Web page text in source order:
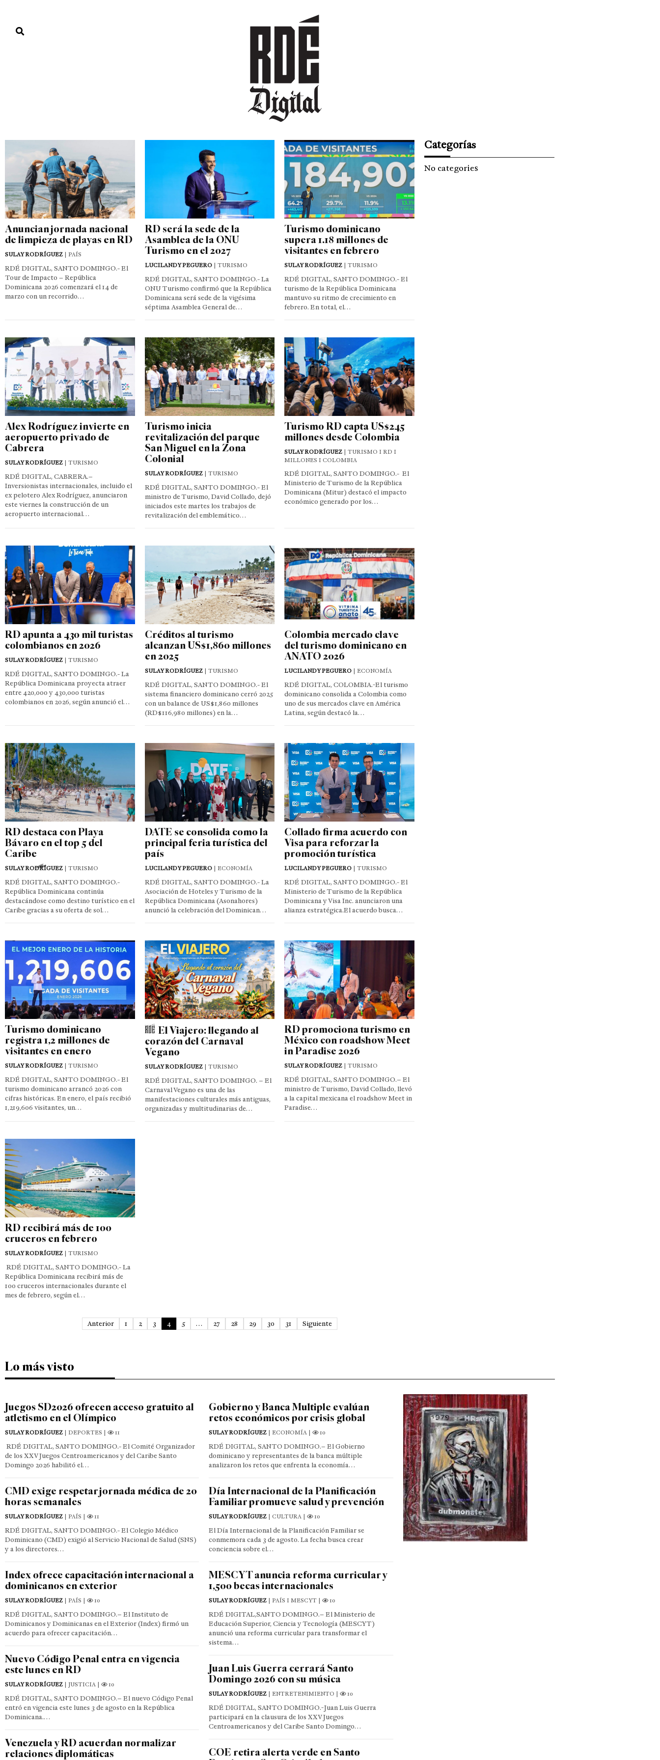
DEPORTES CULTURA ENTRETENIMIENTO
Anuncian jornada nacional
de limpieza de playas en RD
SULAY RODRÍGUEZ | PAÍS
RDÉ DIGITAL, SANTO DOMINGO.- El
Tour de Impacto – República
Dominicana 2026 comenzará el 14 de
marzo con un recorrido…
RD será la sede de la
Asamblea de la ONU
Turismo en el 2027
LUCILANDY PEGUERO| TURISMO
RDÉ DIGITAL, SANTO DOMINGO.- La
ONU Turismo confirmó que la República
Dominicana será sede de la vigésima
séptima Asamblea General de…
Turismo dominicano
supera 1.18 millones de
visitantes en febrero
SULAY RODRÍGUEZ | TURISMO
RDÉ DIGITAL, SANTO DOMINGO.- El
turismo de la República Dominicana
mantuvo su ritmo de crecimiento en
febrero. En total, el…
Alex Rodríguez invierte en
aeropuerto privado de
Cabrera
SULAY RODRÍGUEZ | TURISMO
RDÉ DIGITAL, CABRERA.–
Inversionistas internacionales, incluido el
ex pelotero Alex Rodríguez, anunciaron
este viernes la construcción de un
aeropuerto internacional…
Turismo inicia
revitalización del parque
San Miguel en la Zona
Colonial
SULAY RODRÍGUEZ| TURISMO
RDÉ DIGITAL, SANTO DOMINGO.- El
ministro de Turismo, David Collado, dejó
iniciados este martes los trabajos de
revitalización del emblemático…
Turismo RD capta US$245
millones desde Colombia
SULAY RODRÍGUEZ | TURISMO I RD I
MILLONES I COLOMBIA
RDÉ DIGITAL, SANTO DOMINGO.- El
Ministerio de Turismo de la República
Dominicana (Mitur) destacó el impacto
económico generado por los…
RD apunta a 430 mil turistas
colombianos en 2026
SULAY RODRÍGUEZ | TURISMO
RDÉ DIGITAL, SANTO DOMINGO.- La
República Dominicana proyecta atraer
entre 420,000 y 430,000 turistas
colombianos en 2026, según anunció el…
Créditos al turismo
alcanzan US$1,860 millones
en 2025
SULAY RODRÍGUEZ| TURISMO
RDÉ DIGITAL, SANTO DOMINGO.- El
sistema financiero dominicano cerró 2025
con un balance de US$1,860 millones
(RD$116,980 millones) en la…
Colombia mercado clave
del turismo dominicano en
ANATO 2026
LUCILANDY PEGUERO | ECONOMÍA
RDÉ DIGITAL, COLOMBIA.-El turismo
dominicano consolida a Colombia como
uno de sus mercados clave en América
Latina, según destacó la…
RD destaca con Playa
Bávaro en el top 5 del
Caribe
SULAY RODRÍGUEZ | TURISMO
RDÉ DIGITAL, SANTO DOMINGO.-
República Dominicana continúa
destacándose como destino turístico en el
Caribe gracias a su oferta de sol…
DATE se consolida como la
principal feria turística del
país
LUCILANDY PEGUERO| ECONOMÍA
RDÉ DIGITAL, SANTO DOMINGO.- La
Asociación de Hoteles y Turismo de la
República Dominicana (Asonahores)
anunció la celebración del Dominican…
Collado firma acuerdo con
Visa para reforzar la
promoción turística
LUCILANDY PEGUERO | TURISMO
RDÉ DIGITAL, SANTO DOMINGO.- El
Ministerio de Turismo de la República
Dominicana y Visa Inc. anunciaron una
alianza estratégica.El acuerdo busca…
Turismo dominicano
registra 1,2 millones de
visitantes en enero
SULAY RODRÍGUEZ | TURISMO
RDÉ DIGITAL, SANTO DOMINGO.- El
turismo dominicano arrancó 2026 con
cifras históricas. En enero, el país recibió
1,219,606 visitantes, un…
El Viajero: llegando al
corazón del Carnaval
Vegano
SULAY RODRÍGUEZ| TURISMO
RDÉ DIGITAL, SANTO DOMINGO. – El
Carnaval Vegano es una de las
manifestaciones culturales más antiguas,
organizadas y multitudinarias de…
RD promociona turismo en
México con roadshow Meet
in Paradise 2026
SULAY RODRÍGUEZ | TURISMO
RDÉ DIGITAL, SANTO DOMINGO.– El
ministro de Turismo, David Collado, llevó
a la capital mexicana el roadshow Meet in
Paradise…
RD recibirá más de 100
cruceros en febrero
SULAY RODRÍGUEZ | TURISMO
RDÉ DIGITAL, SANTO DOMINGO.- La
República Dominicana recibirá más de
100 cruceros internacionales durante el
mes de febrero, según el…
Anterior 1 2 3 4 5 … 27 28 29 30 31 Siguiente
Categorías
No categories
Lo más visto
Juegos SD2026 ofrecen acceso gratuito al
atletismo en el Olímpico
SULAY RODRÍGUEZ | DEPORTES | 11
RDÉ DIGITAL, SANTO DOMINGO.- El Comité Organizador
de los XXV Juegos Centroamericanos y del Caribe Santo
Domingo 2026 habilitó el…
CMD exige respetar jornada médica de 20
horas semanales
SULAY RODRÍGUEZ | PAÍS | 11
RDÉ DIGITAL, SANTO DOMINGO.- El Colegio Médico
Dominicano (CMD) exigió al Servicio Nacional de Salud (SNS)
y a los directores…
Index ofrece capacitación internacional a
dominicanos en exterior
SULAY RODRÍGUEZ | PAÍS | 10
RDÉ DIGITAL, SANTO DOMINGO.– El Instituto de
Dominicanos y Dominicanas en el Exterior (Index) firmó un
acuerdo para ofrecer capacitación…
Nuevo Código Penal entra en vigencia
este lunes en RD
SULAY RODRÍGUEZ | JUSTICIA | 10
RDÉ DIGITAL, SANTO DOMINGO.– El nuevo Código Penal
entró en vigencia este lunes 3 de agosto en la República
Dominicana.…
Venezuela y RD acuerdan normalizar
relaciones diplomáticas
Gobierno y Banca Multiple evalúan
retos económicos por crisis global
SULAY RODRÍGUEZ | ECONOMÍA | 10
RDÉ DIGITAL, SANTO DOMINGO.– El Gobierno
dominicano y representantes de la banca múltiple
analizaron los retos que enfrenta la economía…
Día Internacional de la Planificación
Familiar promueve salud y prevención
SULAY RODRÍGUEZ | CULTURA | 10
El Día Internacional de la Planificación Familiar se
conmemora cada 3 de agosto. La fecha busca crear
conciencia sobre el…
MESCYT anuncia reforma curricular y
1,500 becas internacionales
SULAY RODRÍGUEZ | PAÍS I MESCYT | 10
RDÉ DIGITAL,SANTO DOMINGO.– El Ministerio de
Educación Superior, Ciencia y Tecnología (MESCYT)
anunció una reforma curricular para transformar el
sistema…
Juan Luis Guerra cerrará Santo
Domingo 2026 con su música
SULAY RODRÍGUEZ | ENTRETENIMIENTO | 10
RDÉ DIGITAL, SANTO DOMINGO.-Juan Luis Guerra
participará en la clausura de los XXV Juegos
Centroamericanos y del Caribe Santo Domingo…
COE retira alerta verde en Santo